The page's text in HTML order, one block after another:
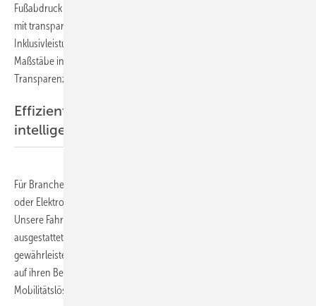
Fußabdruck so klein wie möglich hält. Diesen Service bieten wir Ihnen
mit transparenten Preismodellen sowie umfassenden
Inklusivleistungen und setzen damit im Mobilitätssektor nicht nur
Maßstäbe in Sachen Innovation, sondern auch in Sachen
Transparenz.
Effizienter und sicherer Transport dank
intelligenter Einbau-Lösungen
Für Branchen, die mit empfindlichen Komponenten wie Solarzellen
oder Elektronik-Bauteilen arbeiten, ist Sicherheit entscheidend.
Unsere Fahrzeuge sind auf Wunsch mit speziellen Regaleinbauten
ausgestattet, die einen effizienten und gefahrlosen Transport
gewährleisten. Dies ist ein weiterer Schritt, um unsere Vision von einer
auf ihren Bedarf angepassten, nachhaltigen und effizienten
Mobilitätslösung zu verwirklichen.